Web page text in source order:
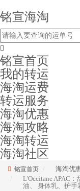
铭宣海淘
铭宣首页
我的转运
海淘运费
转运服务
海淘优惠
海淘攻略
海淘转运
海淘社区
铭宣首页 海淘优
L'Occitane APAC
油、 身体乳、护手